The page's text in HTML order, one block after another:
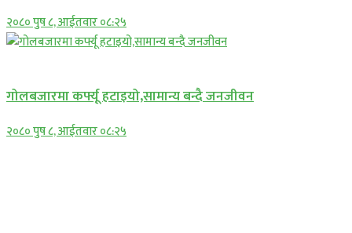
२०८० पुष ८, आईतवार ०८:२५
गोलबजारमा कर्फ्यू हटाइयो,सामान्य बन्दै जनजीवन
२०८० पुष ८, आईतवार ०८:२५